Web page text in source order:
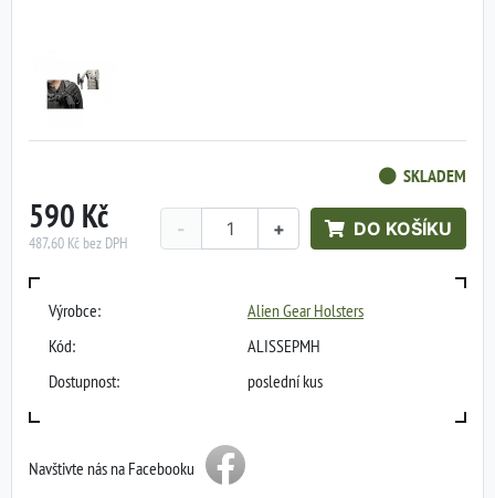
SKLADEM
590 Kč
487,60 Kč bez DPH
+
- DO KOŠÍKU
Výrobce:
Alien Gear Holsters
Kód:
ALISSEPMH
Dostupnost:
poslední kus
Navštivte nás na Facebooku